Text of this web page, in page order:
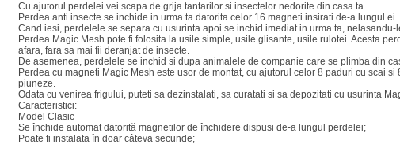
Cu ajutorul perdelei vei scapa de grija tantarilor si insectelor nedorite din casa ta.
Perdea anti insecte se inchide in urma ta datorita celor 16 magneti insirati de-a lungul ei.
Cand iesi, perdelele se separa cu usurinta apoi se inchid imediat in urma ta,
Perdea Magic Mesh pote fi folosita la usile simple, usile glisante, usile rulotei. Acesta
afara, fara sa mai fii deranjat de insecte.
De asemenea, perdelele se inchid si dupa animalele de companie care se plimba din
Perdea cu magneti Magic Mesh este usor de montat, cu ajutorul celor 8 paduri cu scai
piuneze.
Odata cu venirea frigului, puteti sa dezinstalati, sa curatati si sa depozitati cu usurinta
Caracteristici:
Model Clasic
Se închide automat datorită magnetilor de închidere dispusi de-a lungul perdelei;
Poate fi instalata în doar câteva secunde;